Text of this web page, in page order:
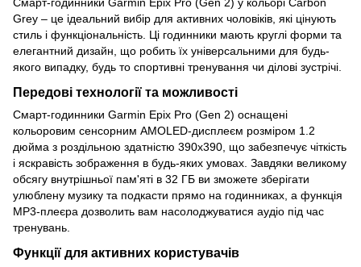
Смарт-годинники Garmin Epix Pro (Gen 2) у кольорі Carbon
Grey – це ідеальний вибір для активних чоловіків, які цінують
стиль і функціональність. Ці годинники мають круглі форми та
елегантний дизайн, що робить їх універсальними для будь-
якого випадку, будь то спортивні тренування чи ділові зустрічі.
Передові технології та можливості
Смарт-годинники Garmin Epix Pro (Gen 2) оснащені
кольоровим сенсорним AMOLED-дисплеєм розміром 1.2
дюйма з роздільною здатністю 390x390, що забезпечує чіткість
і яскравість зображення в будь-яких умовах. Завдяки великому
обсягу внутрішньої пам'яті в 32 ГБ ви зможете зберігати
улюблену музику та подкасти прямо на годинниках, а функція
MP3-плеєра дозволить вам насолоджуватися аудіо під час
тренувань.
Функції для активних користувачів